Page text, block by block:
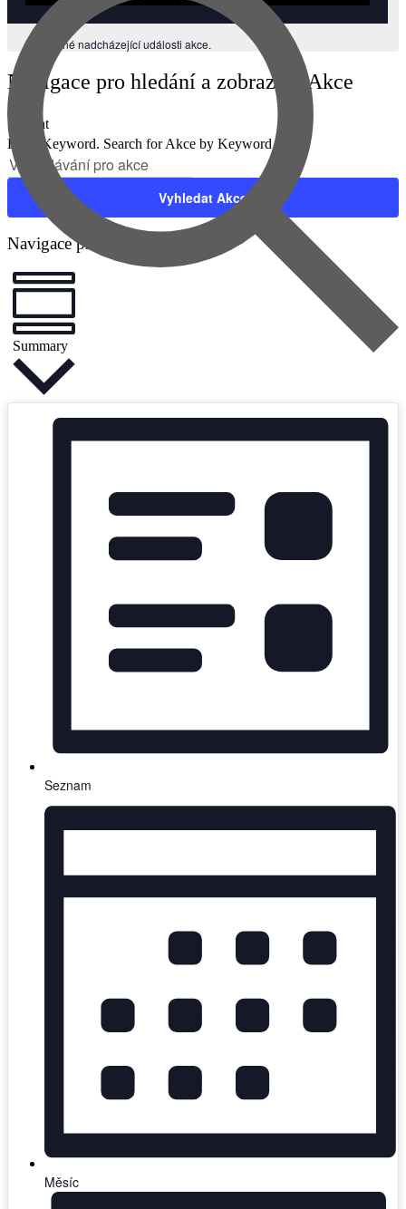
Žádné nadcházející události akce.
Navigace pro hledání a zobrazení Akce
Hledat
Enter Keyword. Search for Akce by Keyword.
Vyhledat Akce
Navigace pro zobrazení Akce
Summary
Seznam
Měsíc